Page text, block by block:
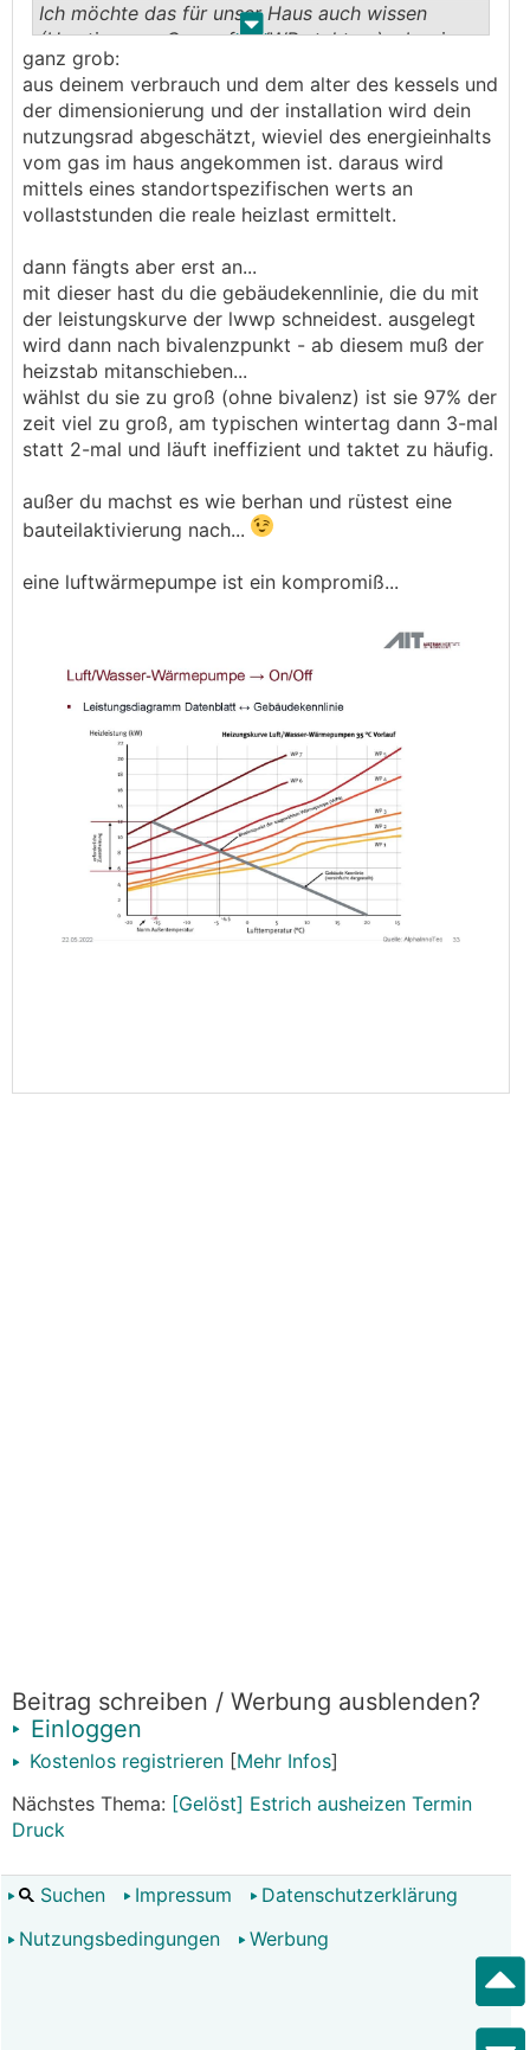
. .
Ich möchte das für unser Haus auch wissen
(Umstieg von Gas aufLWWPsteht an), aber im
Energieausweis steht davon leider nichts, bzw.
ich habs nicht gefunden :) ?
Es gibt jede Menge Angaben immer aufs Jahr
gerechnet, bzw. dann spezifisch pro m² und Jahr.
Mit wie vielen Heiz-Stunden wird gerechnet? Es
sind 269Heiztage angegeben, aber die Tage sind
doch auch viel zu hoch. Und es wird ja auch
In einem alten Beitrag von mir wurde mal was
von 2000h bzw. 2400h geschrieben.
Also meine eigentliche Frage, welche
Heizleistung sollte eine neue
nicht überdimensioniert zu sein - lässt sich das
mit dem Energieausweis abschätzen?
ganz grob:
aus deinem verbrauch und dem alter des kessels und
der dimensionierung und der installation wird dein
nutzungsrad abgeschätzt, wieviel des energieinhalts
vom gas im haus angekommen ist. daraus wird
mittels eines standortspezifischen werts an
vollaststunden die reale heizlast ermittelt.
dann fängts aber erst an...
mit dieser hast du die gebäudekennlinie, die du mit
der leistungskurve der lwwp schneidest. ausgelegt
wird dann nach bivalenzpunkt - ab diesem muß der
heizstab mitanschieben...
wählst du sie zu groß (ohne bivalenz) ist sie 97% der
zeit viel zu groß, am typischen wintertag dann 3-mal
statt 2-mal und läuft ineffizient und taktet zu häufig.
außer du machst es wie berhan und rüstest eine
bauteilaktivierung nach...
eine luftwärmepumpe ist ein kompromiß...
Beitrag schreiben / Werbung ausblenden?
Einloggen
Kostenlos registrieren [Mehr Infos]
Nächstes Thema: [Gelöst] Estrich ausheizen Termin
Druck
Suchen Impressum
Datenschutzerklärung
Nutzungsbedingungen
Werbung